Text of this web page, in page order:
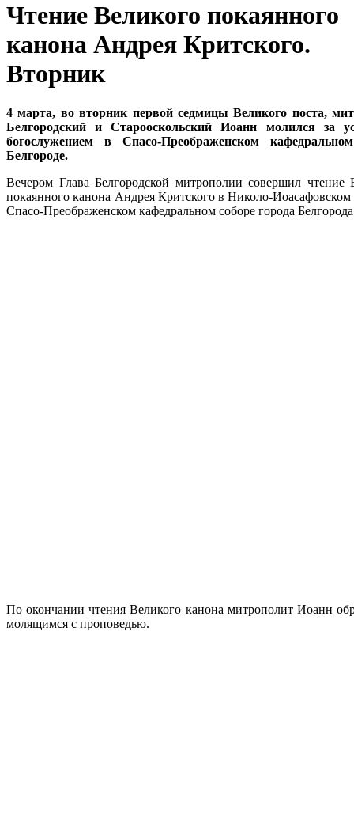
Чтение Великого покаянного
канона Андрея Критского.
Вторник
4 марта, во вторник первой седмицы Великого поста,
Белгородский и Старооскольский Иоанн молился за
богослужением в Спасо-Преображенском
Белгороде.
Вечером Глава Белгородской митрополии совершил чтение
покаянного канона Андрея Критскогов Николо-Иоасафовском
Спасо-Преображенском кафедральном соборе города
По окончании чтения Великого канона митрополит Иоанн
молящимся с проповедью.